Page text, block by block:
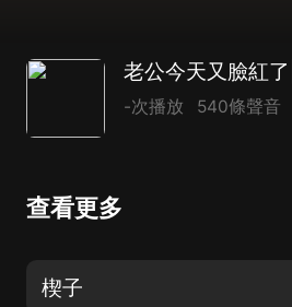
-次播放 540條聲音
查看更多
楔子